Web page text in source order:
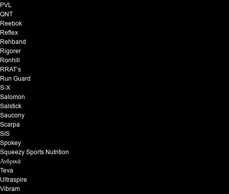
PVL
QNT
Reebok
Reflex
Rehband
Rigorer
Ronhill
RRAT’s
Run Guard
S-X
Salomon
Salstick
Saucony
Scarpa
SIS
Spokey
Squeezy Sports Nutrition
Ανδρικά
Teva
Ultraspire
Vibram